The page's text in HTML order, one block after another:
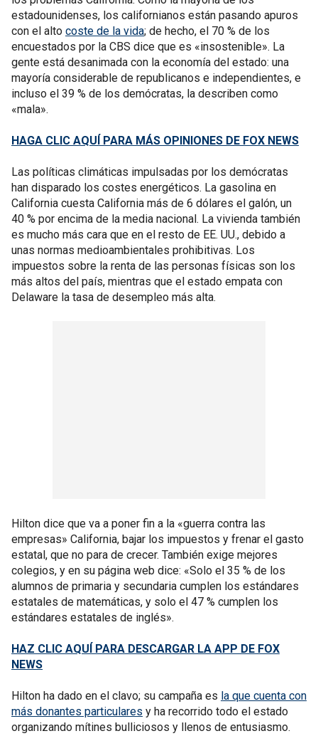
estadounidenses, los californianos están pasando apuros
con el alto coste de la vida; de hecho, el 70 % de los
encuestados por la CBS dice que es «insostenible». La
gente está desanimada con la economía del estado: una
mayoría considerable de republicanos e independientes, e
incluso el 39 % de los demócratas, la describen como
«mala».
HAGA CLIC AQUÍ PARA MÁS OPINIONES DE FOX NEWS
Las políticas climáticas impulsadas por los demócratas
han disparado los costes energéticos. La gasolina en
California cuesta California más de 6 dólares el galón, un
40 % por encima de la media nacional. La vivienda también
es mucho más cara que en el resto de EE. UU., debido a
unas normas medioambientales prohibitivas. Los
impuestos sobre la renta de las personas físicas son los
más altos del país, mientras que el estado empata con
Delaware la tasa de desempleo más alta.
Hilton dice que va a poner fin a la «guerra contra las
empresas» California, bajar los impuestos y frenar el gasto
estatal, que no para de crecer. También exige mejores
colegios, y en su página web dice: «Solo el 35 % de los
alumnos de primaria y secundaria cumplen los estándares
estatales de matemáticas, y solo el 47 % cumplen los
estándares estatales de inglés».
HAZ CLIC AQUÍ PARA DESCARGAR LA APP DE FOX
NEWS
Hilton ha dado en el clavo; su campaña es la que cuenta con
más donantes particulares y ha recorrido todo el estado
organizando mítines bulliciosos y llenos de entusiasmo.